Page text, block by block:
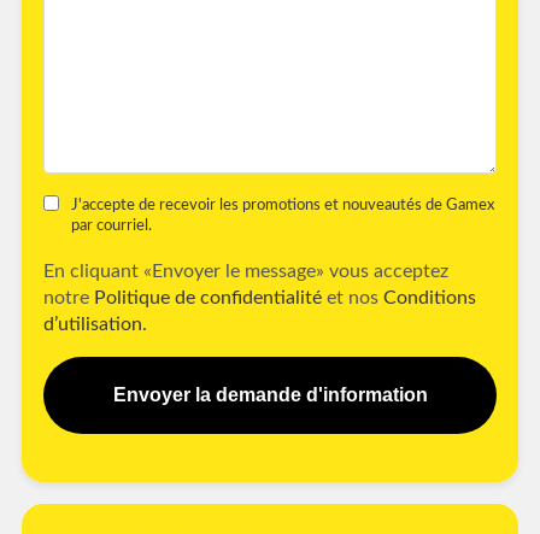
J'accepte de recevoir les promotions et nouveautés de Gamex
par courriel.
En cliquant «Envoyer le message» vous acceptez
notre Politique de confidentialité et nos Conditions
d’utilisation.
Envoyer la demande d'information